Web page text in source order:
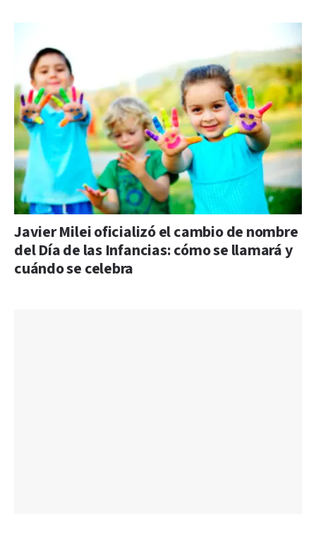
Javier Milei oficializó el cambio de nombre
del Día de las Infancias: cómo se llamará y
cuándo se celebra